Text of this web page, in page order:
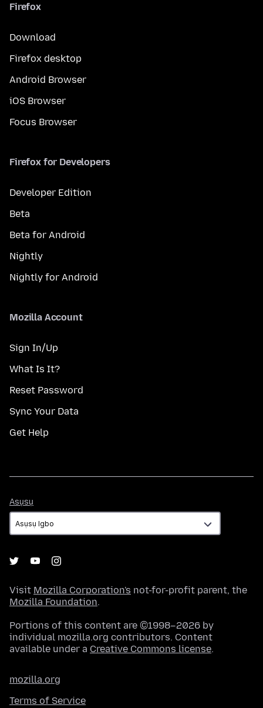
Firefox
Download
Firefox desktop
Android Browser
iOS Browser
Focus Browser
Firefox for Developers
Developer Edition
Beta
Beta for Android
Nightly
Nightly for Android
Mozilla Account
Sign In/Up
What Is It?
Reset Password
Sync Your Data
Get Help
Asụsụ
Visit Mozilla Corporation's not-for-profit parent, the
Mozilla Foundation.
Portions of this content are ©1998–2026 by
individual mozilla.org contributors. Content
available under a Creative Commons license.
mozilla.org
Terms of Service